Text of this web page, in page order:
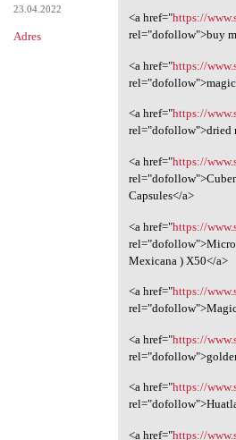
23.04.2022
Adres
<a href="https://
rel="dofollow">buy
<a href="https://
rel="dofollow">magic
<a href="https://
rel="dofollow">dried
<a href="https://
Capsules</a>
<a href="https://
Mexicana ) X50</a>
<a href="https://
<a href="https://
<a href="https://
<a href="https://